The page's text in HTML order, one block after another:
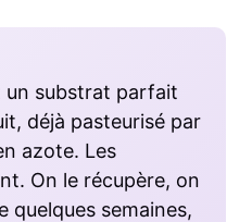
un substrat parfait
déjà pasteurisé par
azote. Les
On le récupère, on
quelques semaines,